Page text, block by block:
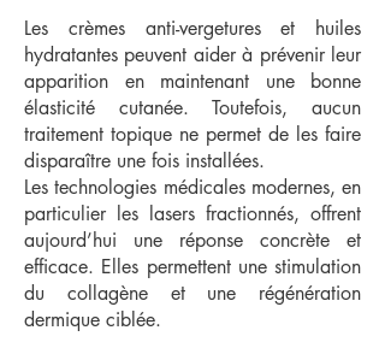
Les crèmes anti-vergetures et huiles
hydratantes peuvent aider à prévenir leur
apparition en maintenant une bonne
élasticité cutanée. Toutefois, aucun
traitement topique ne permet de les faire
disparaître une fois installées.
Les technologies médicales modernes, en
particulier les lasers fractionnés, offrent
aujourd’hui une réponse concrète et
efficace. Elles permettent une stimulation
du collagène et une régénération
dermique ciblée.